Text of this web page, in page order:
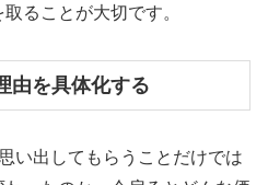
ることが大切です。
由を具体化する
い出してもらうことだけでは